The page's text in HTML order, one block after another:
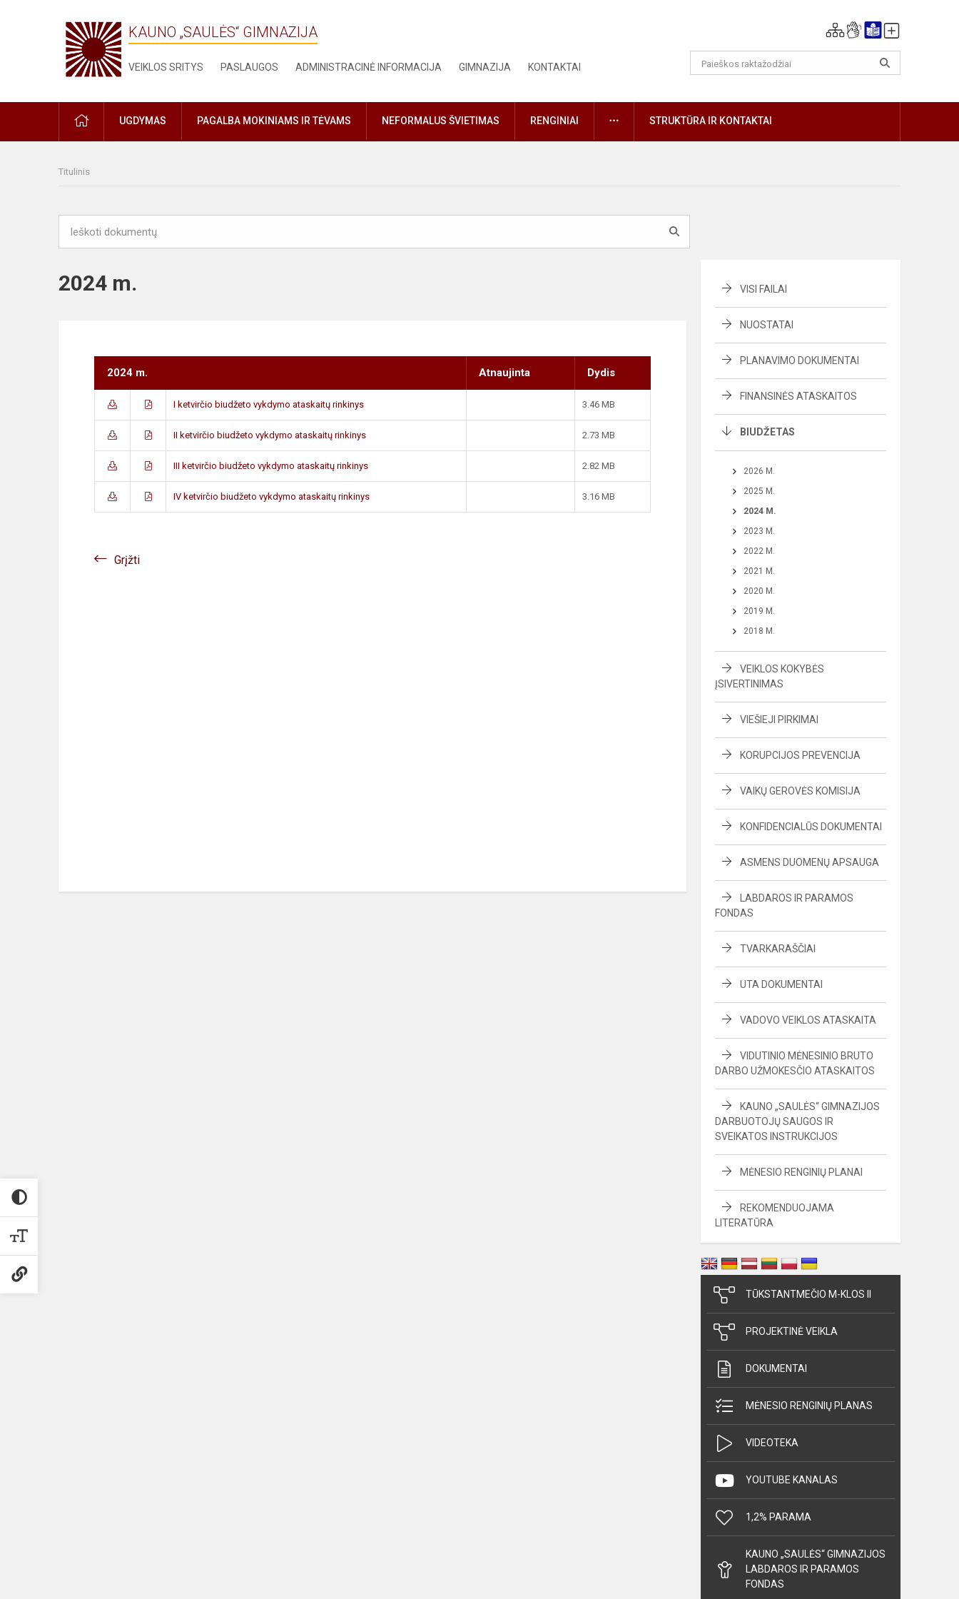
KAUNO „SAULĖS“ GIMNAZIJA
VEIKLOS SRITYS PASLAUGOS ADMINISTRACINĖ INFORMACIJA GIMNAZIJA KONTAKTAI
PRADŽIAUGDYMAS PAGALBA MOKINIAMS IR TĖVAMS NEFORMALUS ŠVIETIMAS RENGINIAI DAUGIAUSTRUKTŪRA IR KONTAKTAI
Titulinis
2024 m.
2024 m. Atnaujinta Dydis
I ketvirčio biudžeto vykdymo ataskaitų rinkinys 3.46 MB
II ketvirčio biudžeto vykdymo ataskaitų rinkinys 2.73 MB
III ketvirčio biudžeto vykdymo ataskaitų rinkinys 2.82 MB
IV ketvirčio biudžeto vykdymo ataskaitų rinkinys 3.16 MB
Grįžti
VISI FAILAI
NUOSTATAI
PLANAVIMO DOKUMENTAI
FINANSINĖS ATASKAITOS
BIUDŽETAS
2026 M.
2025 M.
2024 M.
2023 M.
2022 M.
2021 M.
2020 M.
2019 M.
2018 M.
VEIKLOS KOKYBĖS
ĮSIVERTINIMAS
VIEŠIEJI PIRKIMAI
KORUPCIJOS PREVENCIJA
VAIKŲ GEROVĖS KOMISIJA
KONFIDENCIALŪS DOKUMENTAI
ASMENS DUOMENŲ APSAUGA
LABDAROS IR PARAMOS
FONDAS
TVARKARAŠČIAI
UTA DOKUMENTAI
VADOVO VEIKLOS ATASKAITA
VIDUTINIO MĖNESINIO BRUTO
DARBO UŽMOKESČIO ATASKAITOS
KAUNO „SAULĖS“ GIMNAZIJOS
DARBUOTOJŲ SAUGOS IR
SVEIKATOS INSTRUKCIJOS
MĖNESIO RENGINIŲ PLANAI
REKOMENDUOJAMA
LITERATŪRA
TŪKSTANTMEČIO M-KLOS II
PROJEKTINĖ VEIKLA
DOKUMENTAI
MĖNESIO RENGINIŲ PLANAS
VIDEOTEKA
YOUTUBE KANALAS
1,2% PARAMA
KAUNO „SAULĖS“ GIMNAZIJOS
LABDAROS IR PARAMOS
FONDAS